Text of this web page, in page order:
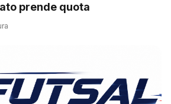
prende quota